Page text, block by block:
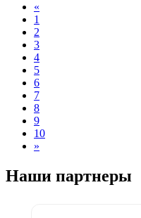
«
1
2
3
4
5
6
7
8
9
10
»
Наши партнеры